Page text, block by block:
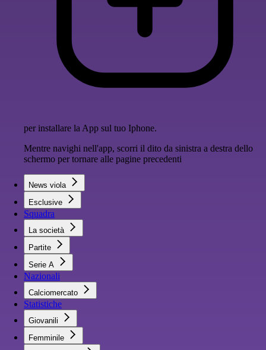
per installare la App sul tuo Iphone.
Mentre navighi nell'app, scorri il dito da sinistra a destra dello
schermo per tornare alle pagine precedenti
News viola
Esclusive
Squadra
La società
Partite
Serie A
Nazionali
Calciomercato
Statistiche
Giovanili
Femminile